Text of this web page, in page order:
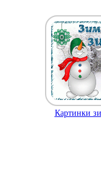
Картинки